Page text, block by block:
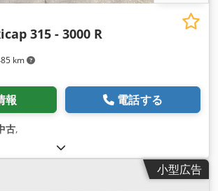
km
315 - 3000 R
報 電話する
古,
小型広告